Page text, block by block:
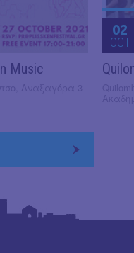
Music
02
OCT